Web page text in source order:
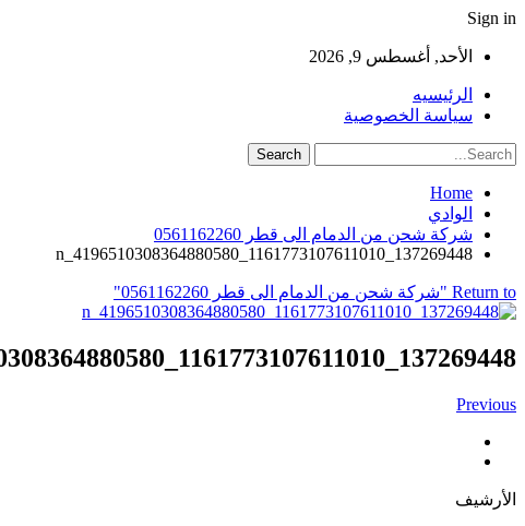
Sign in
الأحد, أغسطس 9, 2026
الرئيسيه
سياسة الخصوصية
Home
الوادي
شركة شحن من الدمام الى قطر 0561162260
137269448_1161773107611010_4196510308364880580_n
Return to "شركة شحن من الدمام الى قطر 0561162260"
137269448_1161773107611010_4196510308364880580_n
Previous
الأرشيف